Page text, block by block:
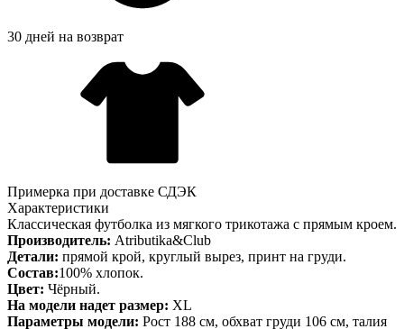
30 дней на возврат
Примерка при доставке СДЭК
Характеристики
Классическая футболка из мягкого трикотажа с прямым кроем.
Производитель: Atributika&Club
Детали: прямой крой, круглый вырез, принт на груди.
Состав:100% хлопок.
Цвет: Чёрный.
На модели надет размер: XL
Параметры модели: Рост 188 см, обхват груди 106 см, талия